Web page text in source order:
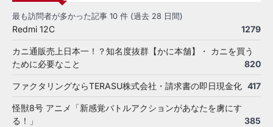
最も訪問者が多かった記事 10 件 (過去 28 日間)
Redmi 12C 1279
カニ通販売上日本一！？知名度抜群【かに本舗】・ カニを買う
ために必要なこと
820
ファクタリングならTERASU株式会社・請求書の即日現金化 417
怪獣8号 アニメ「新感覚バトルアクションがあなたを虜にす
る！」
385